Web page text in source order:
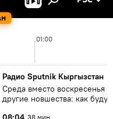
01:00
Радио Sputnik Кыргызстан
Среда вместо воскресенья и
другие новшества: как будут
38 мин